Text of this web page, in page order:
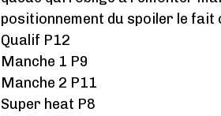
positionnement du spoiler le fait
Qualif P12
Manche 1 P9
Manche 2 P11
Super heat P8